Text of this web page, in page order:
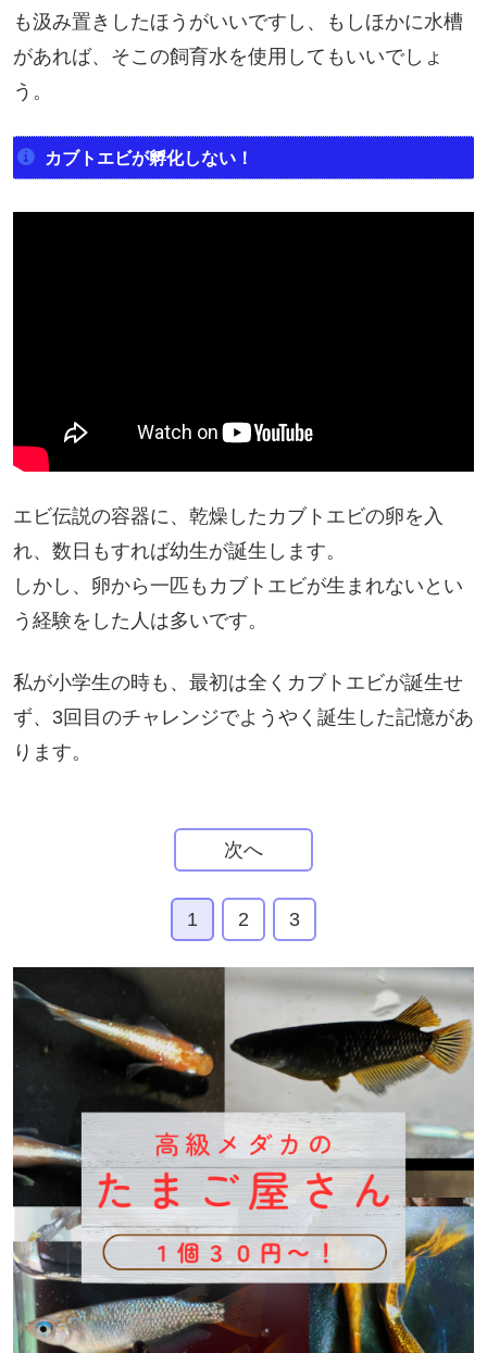
も汲み置きしたほうがいいですし、もしほかに水槽
があれば、そこの飼育水を使用してもいいでしょ
う。
カブトエビが孵化しない！
エビ伝説の容器に、乾燥したカブトエビの卵を入
れ、数日もすれば幼生が誕生します。
しかし、卵から一匹もカブトエビが生まれないとい
う経験をした人は多いです。
私が小学生の時も、最初は全くカブトエビが誕生せ
ず、3回目のチャレンジでようやく誕生した記憶があ
ります。
次へ
1 2 3